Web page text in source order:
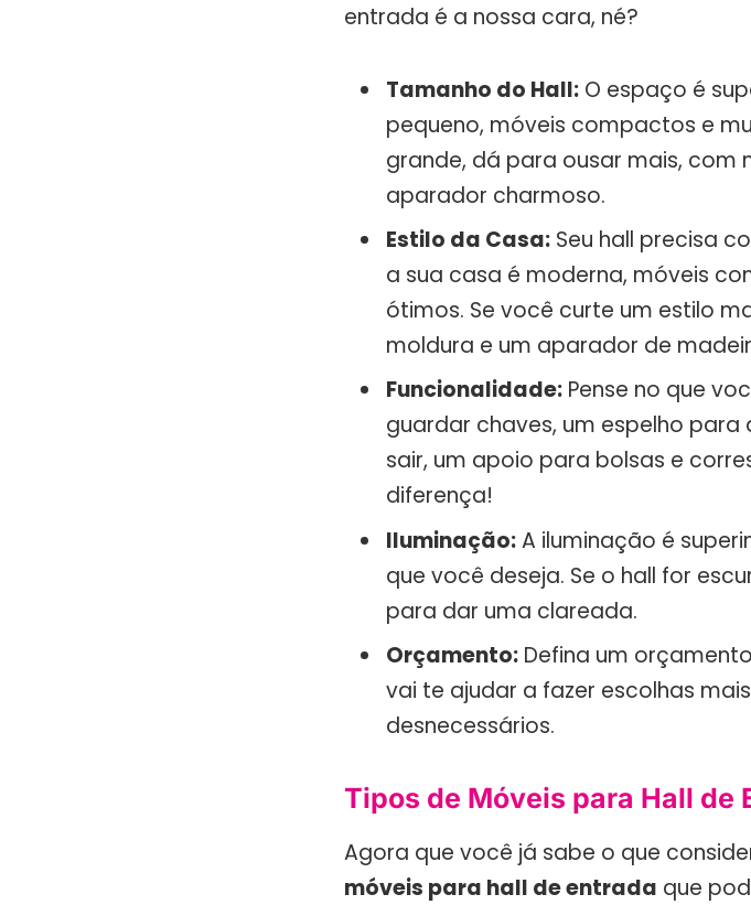
entrada é a nossa cara, né?
Tamanho do Hall: O espaço é
pequeno, móveis compactos e
grande, dá para ousar mais, com
aparador charmoso.
Estilo da Casa: Seu hall precisa
a sua casa é moderna, móveis
ótimos. Se você curte um estilo
moldura e um aparador de
Funcionalidade: Pense no que
guardar chaves, um espelho
sair, um apoio para bolsas e
diferença!
Iluminação:A iluminação é
que você deseja. Se o hall for
para dar uma clareada.
Orçamento: Defina um
vai te ajudar a fazer escolhas
desnecessários.
Tipos de Móveis para Hall de
Agora que você já sabe o que
móveis para hall de entrada que